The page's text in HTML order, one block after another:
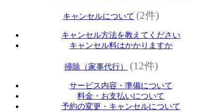
キャンセルについて (2件)
キャンセル方法を教えてください
キャンセル料はかかりますか
掃除（家事代行） (12件)
サービス内容・準備について
料金・お支払いについて
予約の変更・キャンセルについて